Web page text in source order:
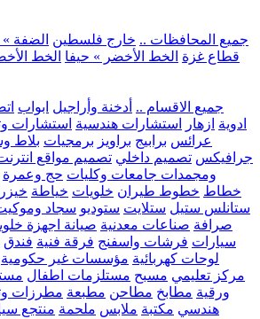
.. جميع المحافظات .. خارج فلسطين الضفة
قطاع غزة الخط الأخضر » حيفا الخط
.. جميع الاقسام .. أدخنة وأراجيل ابواب
ادوية ازهار استشارات هندسية استشارات
عرائس برابيج براويز برمجيات بلاط
جرافيكس تصميم داخلي تصميم مواقع
ومجمدات جامعات وكليات حج وعمرة
خطاط خطوط طيران خلويات خياطة
ستانلس ستيل ستلايت ستوديو سجاد
صرافة صناعات معدنية صيانة اجهزة
سيارات فرشات واسفنج فرقة فنية فندق
لوحات كهربائية مؤسسات غير حكومية
مركز تعليمي مسبح مستلزمات اطفال
ورقية مطابخ مطاحن مطبعة مطرزات
هندسي مكتبة ملابس ملحمة منتجع